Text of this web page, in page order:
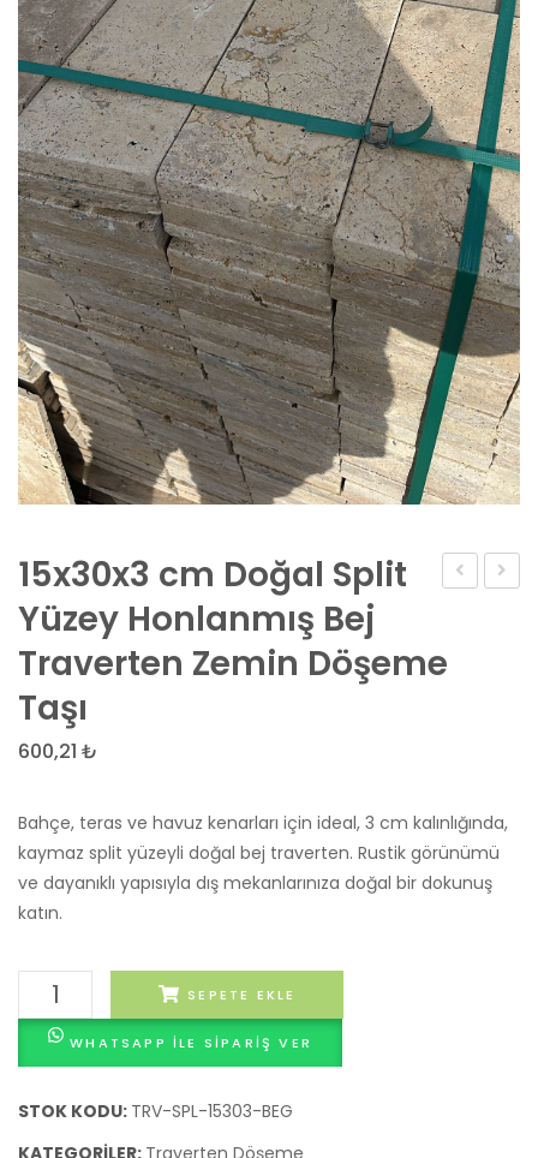
Duvar
Yüksek
Yalıtımlı
15x30x3 cm Doğal Split
Yüzey Honlanmış Bej
Traverten Zemin Döşeme
Taşı
600,21 ₺
Bahçe, teras ve havuz kenarları için ideal, 3 cm kalınlığında,
kaymaz split yüzeyli doğal bej traverten. Rustik görünümü
ve dayanıklı yapısıyla dış mekanlarınıza doğal bir dokunuş
katın.
15x30x3
cm
Doğal
Yüzey
SEPETE EKLE
WHATSAPP ILE SIPARIŞ VER
STOK KODU: TRV-SPL-15303-BEG